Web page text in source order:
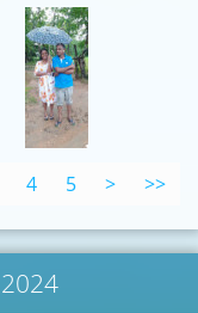
4 5 > >>
2024